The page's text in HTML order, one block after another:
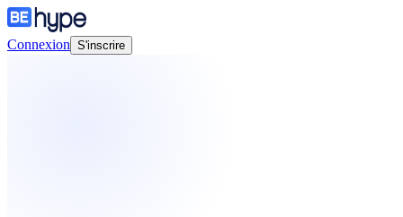
Connexion S'inscrire